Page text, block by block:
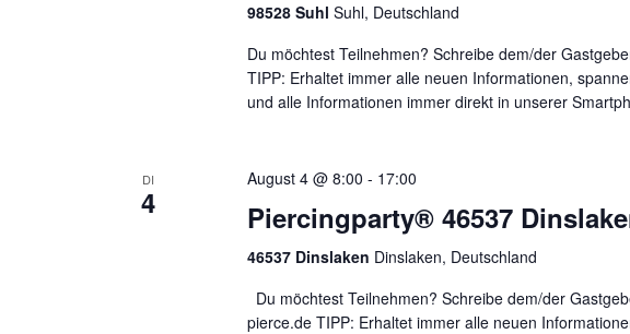
98528 SuhlSuhl, Deutschland
Du möchtest Teilnehmen? Schreibe dem/der
TIPP: Erhaltet immer alle neuen Informationen,
und alle Informationen immer direkt in unserer
DI
4
August 4 @ 8:00 - 17:00
Piercingparty® 46537
46537 Dinslaken Dinslaken, Deutschland
Du möchtest Teilnehmen? Schreibe dem/der
pierce.de TIPP: Erhaltet immer alle neuen